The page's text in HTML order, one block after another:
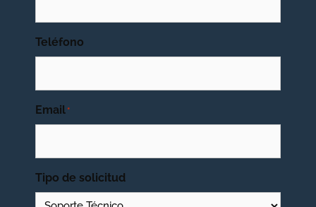
Teléfono
Email *
Tipo de solicitud